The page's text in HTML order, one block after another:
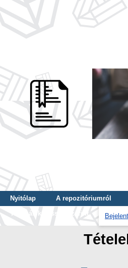
Nyitólap A repozitóriumról
Tallózás kulcsszó szerint